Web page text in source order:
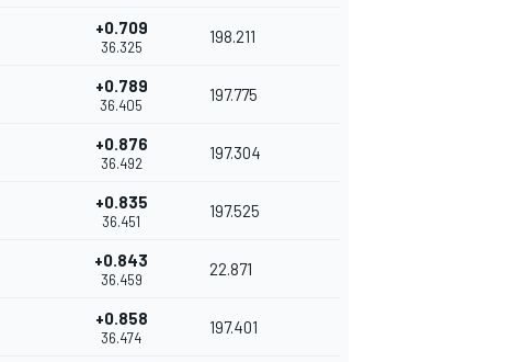
+0.709
36.325
198.211
+0.789
36.405
197.775
+0.876
36.492
197.304
+0.835
36.451
197.525
+0.843
36.459
22.871
+0.858
36.474
197.401